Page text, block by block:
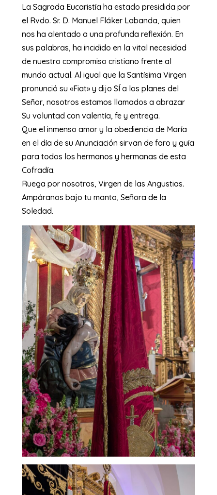
​La Sagrada Eucaristía ha estado presidida por
el Rvdo. Sr. D. Manuel Fláker Labanda, quien
nos ha alentado a una profunda reflexión. En
sus palabras, ha incidido en la vital necesidad
de nuestro compromiso cristiano frente al
mundo actual. Al igual que la Santísima Virgen
pronunció su «Fiat» y dijo SÍ a los planes del
Señor, nosotros estamos llamados a abrazar
Su voluntad con valentía, fe y entrega.
​Que el inmenso amor y la obediencia de María
en el día de su Anunciación sirvan de faro y guía
para todos los hermanos y hermanas de esta
Cofradía.
​Ruega por nosotros, Virgen de las Angustias.
Ampáranos bajo tu manto, Señora de la
Soledad.